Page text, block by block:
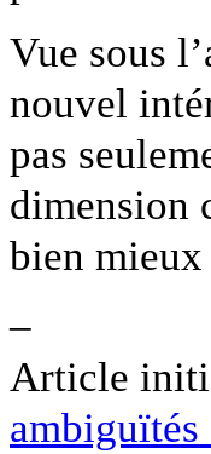
Vue sous
nouvel
pas
dimension
bien
–
Article